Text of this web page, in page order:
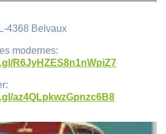
4368 Belvaux
modernes:
R6JyHZES8n1nWpiZ7
az4QLpkwzGpnzc6B8